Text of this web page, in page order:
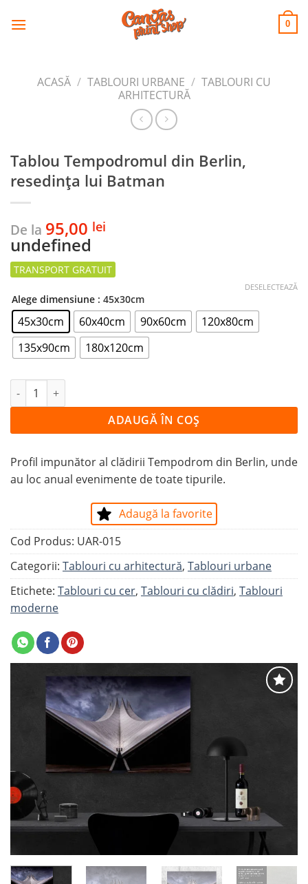
CANVAS
PRINT SHOP 0
ACASĂ / TABLOURI URBANE / TABLOURI CU
ARHITECTURĂ
Tablou Tempodromul din Berlin,
resedința lui Batman
De la 95,00 lei
undefined
Alege dimensiune : 45x30cm
45x30cm 60x40cm 90x60cm
120x80cm
135x90cm
180x120cm
DESELECTEAZĂ
Cantitate Tablou Tempodromul din Berlin, resedința lui
ADAUGĂ ÎN COȘ
Profil impunător al clădirii Tempodrom din Berlin, unde
au loc anual evenimente de toate tipurile.
Adaugă la favorite
Cod Produs: UAR-015
Categorii: Tablouri cu arhitectură, Tablouri urbane
Etichete: Tablouri cu cer, Tablouri cu clădiri, Tablouri
moderne